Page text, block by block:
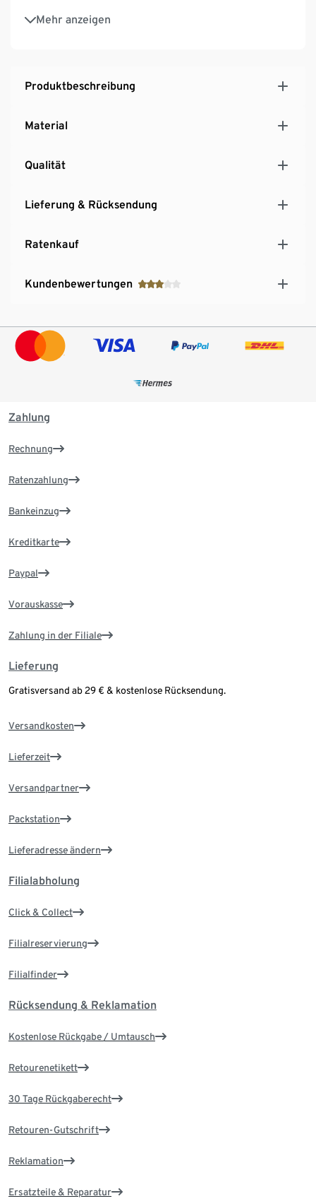
Mehr anzeigen
Hydraulische Scheibenbremsen
Moderne Tech Suspension Federgabel
Produktbeschreibung
Material
Qualität
Lieferung & Rücksendung
Ratenkauf
Kundenbewertungen
Zahlung
Rechnung
Ratenzahlung
Bankeinzug
Kreditkarte
Paypal
Vorauskasse
Zahlung in der Filiale
Lieferung
Gratisversand ab 29 € & kostenlose Rücksendung.
Versandkosten
Lieferzeit
Versandpartner
Packstation
Lieferadresse ändern
Filialabholung
Click & Collect
Filialreservierung
Filialfinder
Rücksendung & Reklamation
Kostenlose Rückgabe / Umtausch
Retourenetikett
30 Tage Rückgaberecht
Retouren-Gutschrift
Reklamation
Ersatzteile & Reparatur